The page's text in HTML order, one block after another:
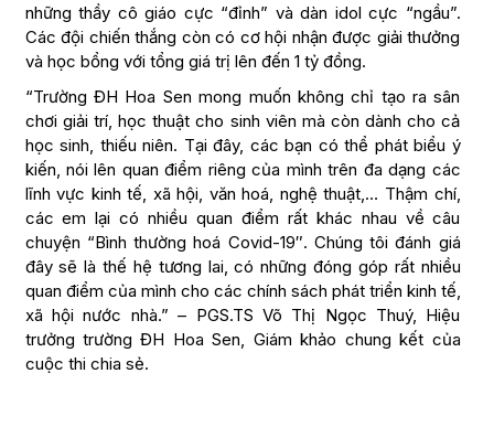
những thầy cô giáo cực “đỉnh” và dàn idol cực “ngầu”.
Các đội chiến thắng còn có cơ hội nhận được giải thưởng
và học bổng với tổng giá trị lên đến 1 tỷ đồng.
“Trường ĐH Hoa Sen mong muốn không chỉ tạo ra sân
chơi giải trí, học thuật cho sinh viên mà còn dành cho cả
học sinh, thiếu niên. Tại đây, các bạn có thể phát biểu ý
kiến, nói lên quan điểm riêng của mình trên đa dạng các
lĩnh vực kinh tế, xã hội, văn hoá, nghệ thuật,… Thậm chí,
các em lại có nhiều quan điểm rất khác nhau về câu
chuyện “Bình thường hoá Covid-19″. Chúng tôi đánh giá
đây sẽ là thế hệ tương lai, có những đóng góp rất nhiều
quan điểm của mình cho các chính sách phát triển kinh tế,
xã hội nước nhà.” – PGS.TS Võ Thị Ngọc Thuý, Hiệu
trưởng trường ĐH Hoa Sen, Giám khảo chung kết của
cuộc thi chia sẻ.